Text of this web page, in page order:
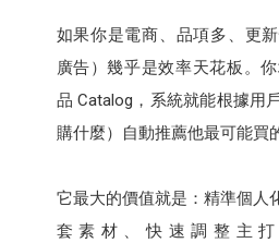
如果你是電商、品項多、更
廣告）幾乎是效率天花板。
品 Catalog，系統就能根據用
購什麼）自動推薦他最可能買
它最大的價值就是：精準個人
套素材、快速調整主